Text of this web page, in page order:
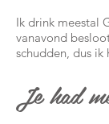
Ik drink meestal
vanavond
schudden, dus ik
Je had